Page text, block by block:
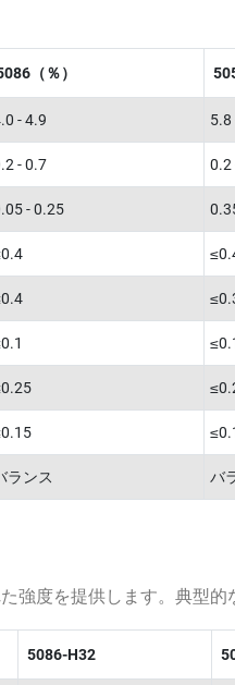
（％）
- 4.9 5.8
- 0.7 0.2
- 0.25
ランス バ
強度を提供します。典型的
5086-H32